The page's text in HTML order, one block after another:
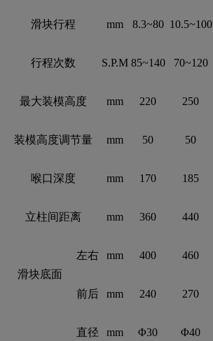
滑块行程 mm 8.3~80 10.5~100
行程次数 S.P.M 85~140 70~120
最大装模高度 mm 220 250
装模高度调节量 mm 50 50
喉口深度 mm 170 185
立柱间距离 mm 360 440
滑块底面
左右 mm 400 460
前后 mm 240 270
直径 mm Φ30 Φ40